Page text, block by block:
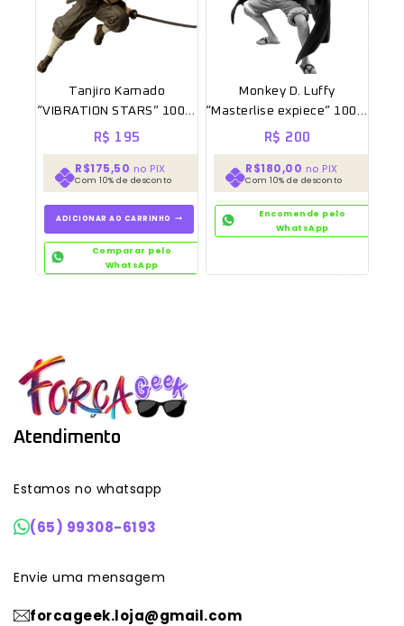
Tanjiro Kamado
“VIBRATION STARS” 100%
Original Sem caixa
R$ 195
R$175,50 no PIX
Com 10% de desconto
ADICIONAR AO CARRINHO
Comparar pelo
WhatsApp
Monkey D. Luffy
“Masterlise expiece” 100%
Original Sem caixa
R$ 200
R$180,00 no PIX
Com 10% de desconto
Encomende pelo
WhatsApp
Atendimento
Estamos no whatsapp
(65) 99308-6193
Envie uma mensagem
forcageek.loja@gmail.com